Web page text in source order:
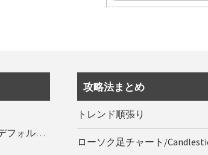
【アルゴビット実践1】デフォルト設定で30秒取引
攻略法まとめ
トレンド順張り
ローソク足チャート/